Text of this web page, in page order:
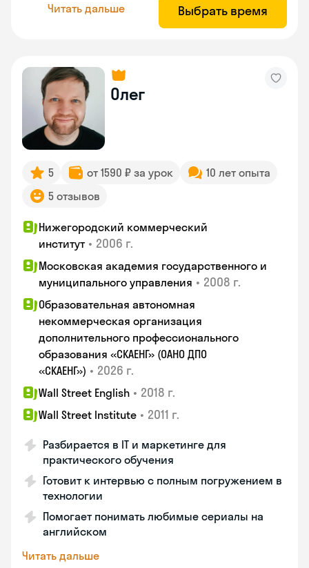
Читать дальше Выбрать время
Олег
5 от 1590 ₽ за урок
10 лет опыта
5 отзывов
Нижегородский коммерческий
институт • 2006 г.
Московская академия государственного и
муниципального управления • 2008 г.
Образовательная автономная
некоммерческая организация
дополнительного профессионального
образования «СКАЕНГ» (ОАНО ДПО
«СКАЕНГ») • 2026 г.
Wall Street English • 2018 г.
Wall Street Institute • 2011 г.
Разбирается в IT и маркетинге для
практического обучения
Готовит к интервью с полным погружением в
технологии
Помогает понимать любимые сериалы на
английском
Читать дальше